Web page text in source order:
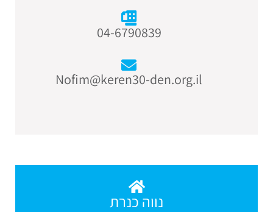
04-6790839
Nofim@keren30-den.org.il
נווה כנרת